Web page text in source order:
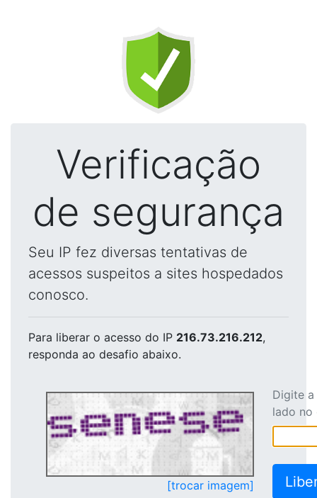
Verificação
de segurança
Seu IP fez diversas tentativas de
acessos suspeitos a sites hospedados
conosco.
Para liberar o acesso do IP 216.73.216.212,
responda ao desafio abaixo.
[trocar imagem]
Digite
lado no